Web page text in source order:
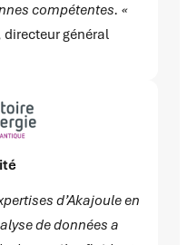
compétentes. «
général
d’Akajoule en
de données a